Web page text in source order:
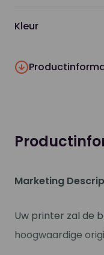
Kleur
Marketing
Uw printer zal de
hoogwaardige